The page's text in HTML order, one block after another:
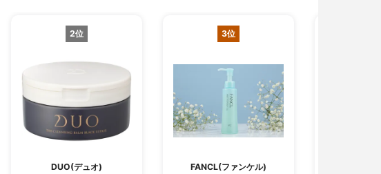
2位
DUO(デュオ)
3位
FANCL(ファンケル)